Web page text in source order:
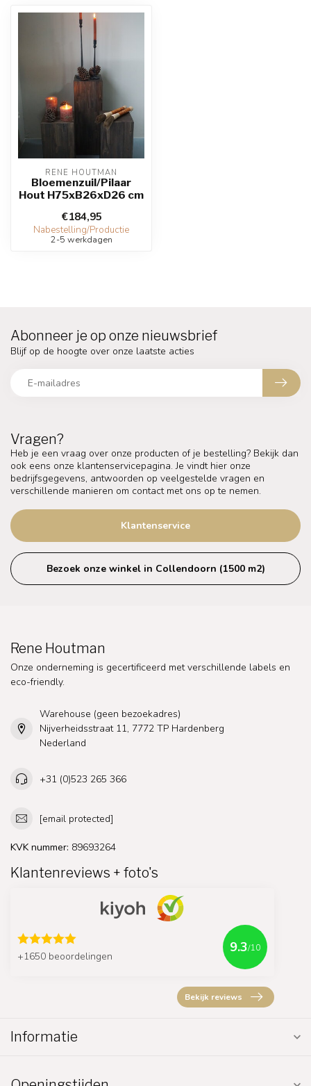
RENE HOUTMAN
Bloemenzuil/Pilaar
Hout H75xB26xD26 cm
€184,95
Nabestelling/Productie
2-5 werkdagen
Vragen?
Heb je een vraag over onze producten of je bestelling? Bekijk dan
ook eens onze klantenservicepagina. Je vindt hier onze
bedrijfsgegevens, antwoorden op veelgestelde vragen en
verschillende manieren om contact met ons op te nemen.
Klantenservice
Bezoek onze winkel in Collendoorn (1500 m2)
Abonneer je op onze nieuwsbrief
Blijf op de hoogte over onze laatste acties
Rene Houtman
Onze onderneming is gecertificeerd met verschillende labels en
eco-friendly.
Warehouse (geen bezoekadres)
Nijverheidsstraat 11, 7772 TP Hardenberg
Nederland
+31 (0)523 265 366
[email protected]
KVK nummer: 89693264
Klantenreviews + foto's
+1650 beoordelingen
9.3/10
Bekijk reviews
Informatie